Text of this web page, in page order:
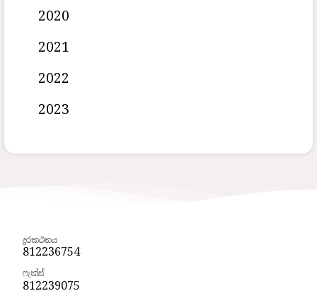
2020
2021
2022
2023
දුරකථනය
812236754
ෆැක්ස්
812239075